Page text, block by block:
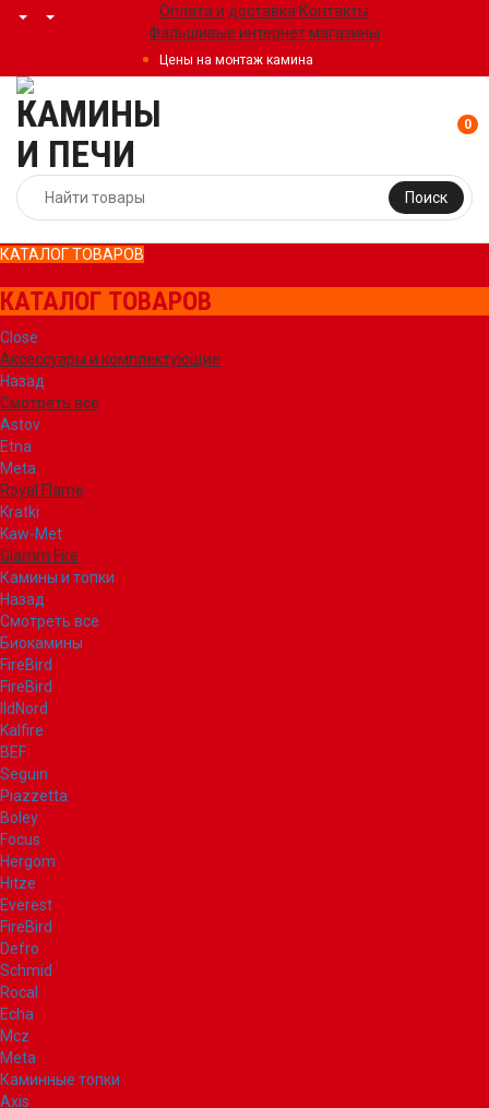
Оплата и доставка Контакты
Фальшивые интернет магазины
Цены на монтаж камина
Поиск
0
КАТАЛОГ ТОВАРОВ
КАТАЛОГ ТОВАРОВ
Close
Аксессуары и комплектующие
Назад
Смотреть все
Astov
Etna
Meta
Royal Flame
Kratki
Kaw-Met
Glamm Fire
Камины и топки
Назад
Смотреть все
Биокамины
FireBird
FireBird
IldNord
Kalfire
BEF
Seguin
Piazzetta
Boley
Focus
Hergom
Hitze
Everest
FireBird
Defro
Schmid
Rocal
Echa
Mcz
Meta
Каминные топки
Axis